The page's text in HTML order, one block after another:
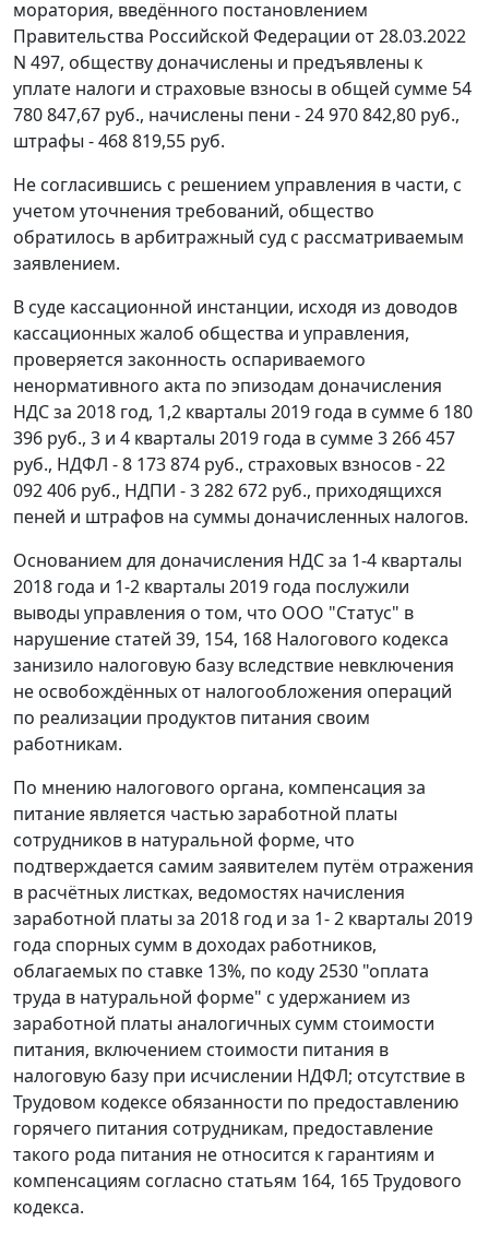
моратория, введённого постановлением
Правительства Российской Федерации от 28.03.2022
N 497, обществу доначислены и предъявлены к
уплате налоги и страховые взносы в общей сумме 54
780 847,67 руб., начислены пени - 24 970 842,80 руб.,
штрафы - 468 819,55 руб.
Не согласившись с решением управления в части, с
учетом уточнения требований, общество
обратилось в арбитражный суд с рассматриваемым
заявлением.
В суде кассационной инстанции, исходя из доводов
кассационных жалоб общества и управления,
проверяется законность оспариваемого
ненормативного акта по эпизодам доначисления
НДС за 2018 год, 1,2 кварталы 2019 года в сумме 6 180
396 руб., 3 и 4 кварталы 2019 года в сумме 3 266 457
руб., НДФЛ - 8 173 874 руб., страховых взносов - 22
092 406 руб., НДПИ - 3 282 672 руб., приходящихся
пеней и штрафов на суммы доначисленных налогов.
Основанием для доначисления НДС за 1-4 кварталы
2018 года и 1-2 кварталы 2019 года послужили
выводы управления о том, что ООО "Статус" в
нарушение статей 39, 154, 168 Налогового кодекса
занизило налоговую базу вследствие невключения
не освобождённых от налогообложения операций
по реализации продуктов питания своим
работникам.
По мнению налогового органа, компенсация за
питание является частью заработной платы
сотрудников в натуральной форме, что
подтверждается самим заявителем путём отражения
в расчётных листках, ведомостях начисления
заработной платы за 2018 год и за 1- 2 кварталы 2019
года спорных сумм в доходах работников,
облагаемых по ставке 13%, по коду 2530 "оплата
труда в натуральной форме" с удержанием из
заработной платы аналогичных сумм стоимости
питания, включением стоимости питания в
налоговую базу при исчислении НДФЛ; отсутствие в
Трудовом кодексе обязанности по предоставлению
горячего питания сотрудникам, предоставление
такого рода питания не относится к гарантиям и
компенсациям согласно статьям 164, 165 Трудового
кодекса.